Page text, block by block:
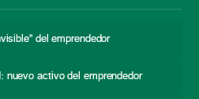
del emprendedor
nuevo activo del emprendedor